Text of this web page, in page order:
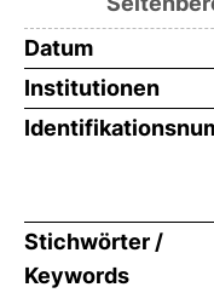
Datum
Institutionen
Stichwörter /
Keywords